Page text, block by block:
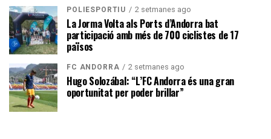
POLIESPORTIU 2 setmanes ago
La Jorma Volta als Ports d’Andorra bat
participació amb més de 700 ciclistes de 17
països
FC ANDORRA 2 setmanes ago
Hugo Solozábal: “L’FC Andorra és una gran
oportunitat per poder brillar”